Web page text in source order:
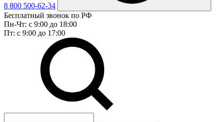
8 800 500-62-34
Бесплатный звонок по РФ
Пн-Чт: с 9:00 до 18:00
Пт: с 9:00 до 17:00